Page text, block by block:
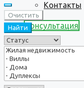
Контакты
Консультация
Очистить
Найти